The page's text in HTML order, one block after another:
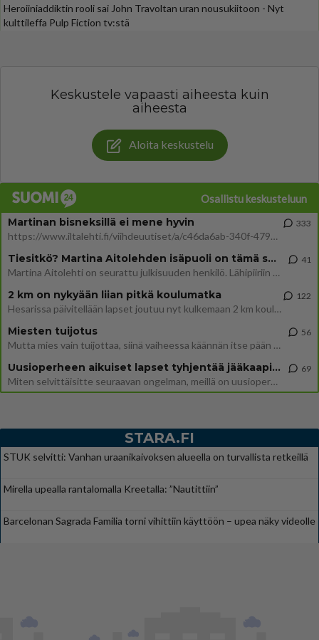
Heroiiniaddiktin rooli sai John Travoltan uran nousukiitoon - Nyt
kulttileffa Pulp Fiction tv:stä
Keskustele vapaasti aiheesta kuin
aiheesta
Aloita keskustelu
Osallistu keskusteluun
Martinan bisneksillä ei mene hyvin
https://www.iltalehti.fi/viihdeuutiset/a/c46da6ab-340f-4790-aaa7-0865eed2336 Yrityksen konkurssihakemus on tullut kärä
333
Tiesitkö? Martina Aitolehden isäpuoli on tämä suosittu laulaja
Martina Aitolehti on seurattu julkisuuden henkilö. Lähipiiriin mahtuu muitakin tunnettuja henkilöitä. Tiesitkö, että Ma
41
2 km on nykyään liian pitkä koulumatka
Hesarissa päivitellään lapset joutuu nyt kulkemaan 2 km kouluun jösses. Ruostefillarilla tuo matka menee vaikka miten äk
122
Miesten tuijotus
Mutta mies vain tuijottaa, siinä vaiheessa käännän itse pään pois. Mikä juttu? Yleensä jos joku tuijottaa tai katsoo, hä
56
Uusioperheen aikuiset lapset tyhjentää jääkaapin käydessään
Miten selvittäisitte seuraavan ongelman, meillä on uusioperhe, minulla teini-ikäiset lapset ja puolisolla aikuiset, jotk
69
STARA.FI
STUK selvitti: Vanhan uraanikaivoksen alueella on turvallista retkeillä
Mirella upealla rantalomalla Kreetalla: ”Nautittiin”
Barcelonan Sagrada Familia torni vihittiin käyttöön – upea näky videolle